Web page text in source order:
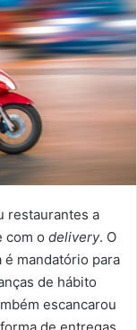
restaurantes a
com o delivery. O
é mandatório para
de hábito
escancarou